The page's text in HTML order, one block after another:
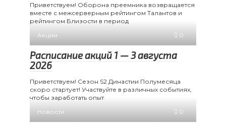
Приветствуем! Оборона преемника возвращается
вместе с межсерверным рейтингом Талантов и
рейтингом Близости в период
Акции
0
Расписание акций 1 — 3 августа
2026
Приветствуем! Сезон S2 Династии Полумесяца
скоро стартует! Участвуйте в различных событиях,
чтобы заработать опыт
Новости
0